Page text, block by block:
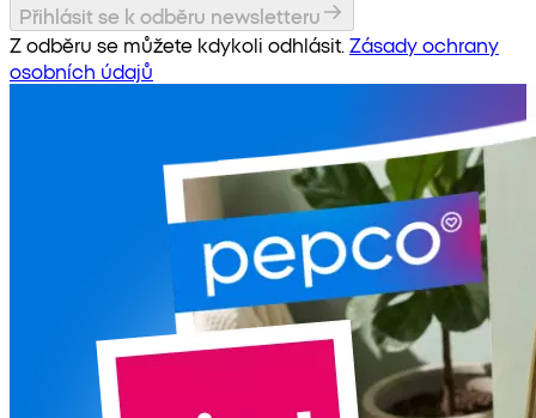
Přihlásit se k odběru newsletteru
Z odběru se můžete kdykoli odhlásit. Zásady ochrany
osobních údajů